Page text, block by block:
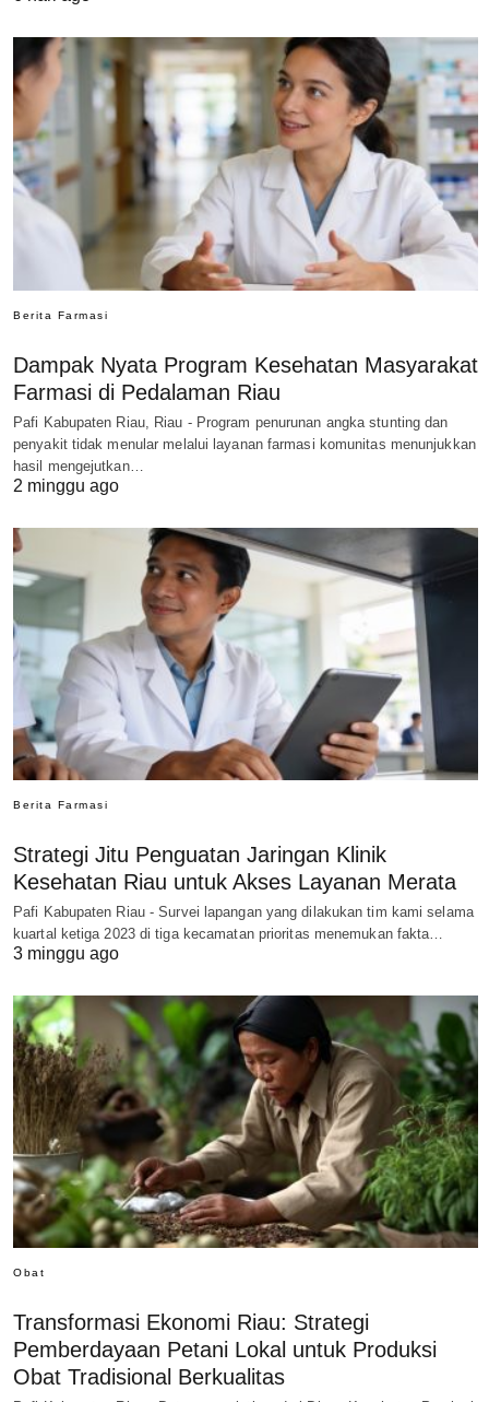
Berita Farmasi
Dampak Nyata Program Kesehatan Masyarakat
Farmasi di Pedalaman Riau
Pafi Kabupaten Riau, Riau - Program penurunan angka stunting dan
penyakit tidak menular melalui layanan farmasi komunitas menunjukkan
hasil mengejutkan…
2 minggu ago
Berita Farmasi
Strategi Jitu Penguatan Jaringan Klinik
Kesehatan Riau untuk Akses Layanan Merata
Pafi Kabupaten Riau - Survei lapangan yang dilakukan tim kami selama
kuartal ketiga 2023 di tiga kecamatan prioritas menemukan fakta…
3 minggu ago
Obat
Transformasi Ekonomi Riau: Strategi
Pemberdayaan Petani Lokal untuk Produksi
Obat Tradisional Berkualitas